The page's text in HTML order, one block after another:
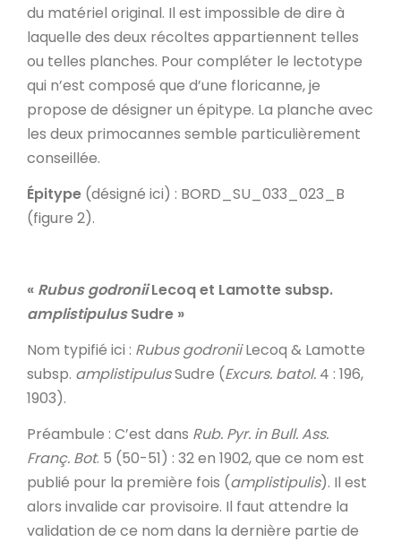
du matériel original. Il est impossible de dire à
laquelle des deux récoltes appartiennent telles
ou telles planches. Pour compléter le lectotype
qui n’est composé que d’une floricanne, je
propose de désigner un épitype. La planche avec
les deux primocannes semble particulièrement
conseillée.
Épitype (désigné ici) : BORD_SU_033_023_B
(figure 2).
« Rubus godroniiLecoq et Lamotte subsp.
amplistipulusSudre »
Nom typifié ici : Rubus godroniiLecoq & Lamotte
subsp. amplistipulusSudre (Excurs. batol. 4 : 196,
1903).
Préambule : C’est dans Rub. Pyr. in Bull. Ass.
Franç. Bot. 5 (50-51) : 32 en 1902, que ce nom est
publié pour la première fois (amplistipulis). Il est
alors invalide car provisoire. Il faut attendre la
validation de ce nom dans la dernière partie de